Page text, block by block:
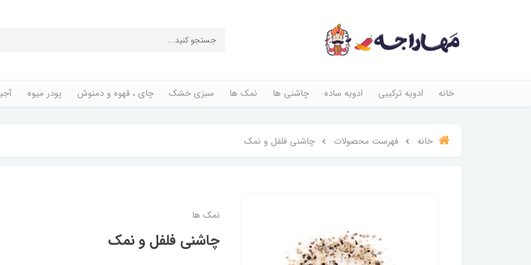
خانه ادویه ترکیبی ادویه ساده چاشنی ها نمک ها سبزی خشک چای ، قهوه و دمنوش پودر میوه
خانه فهرست محصولات چاشنی فلفل و نمک
نمک ها
چاشنی فلفل و نمک